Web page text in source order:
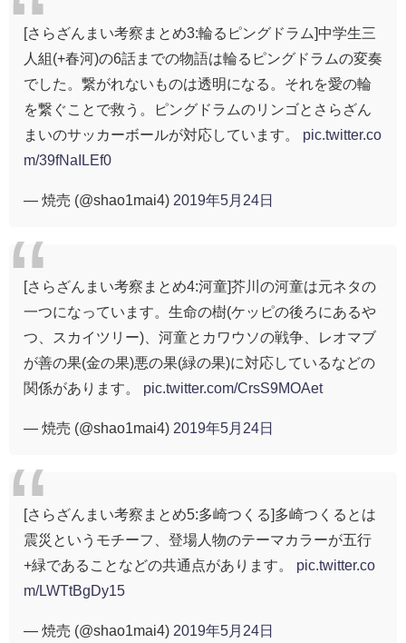
[さらざんまい考察まとめ3:輪るピングドラム]中学生三
人組(+春河)の6話までの物語は輪るピングドラムの変奏
でした。繋がれないものは透明になる。それを愛の輪
を繋ぐことで救う。ピングドラムのリンゴとさらざん
まいのサッカーボールが対応しています。 pic.twitter.co
m/39fNaILEf0
— 焼売 (@shao1mai4) 2019年5月24日
[さらざんまい考察まとめ4:河童]芥川の河童は元ネタの
一つになっています。生命の樹(ケッピの後ろにあるや
つ、スカイツリー)、河童とカワウソの戦争、レオマブ
が善の果(金の果)悪の果(緑の果)に対応しているなどの
関係があります。 pic.twitter.com/CrsS9MOAet
— 焼売 (@shao1mai4) 2019年5月24日
[さらざんまい考察まとめ5:多崎つくる]多崎つくるとは
震災というモチーフ、登場人物のテーマカラーが五行
+緑であることなどの共通点があります。 pic.twitter.co
m/LWTtBgDy15
— 焼売 (@shao1mai4) 2019年5月24日